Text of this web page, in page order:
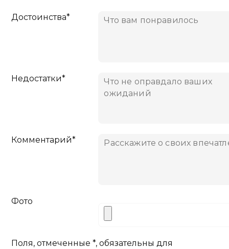
Достоинства*
Недостатки*
Комментарий*
Фото
Поля, отмеченные *, обязательны для